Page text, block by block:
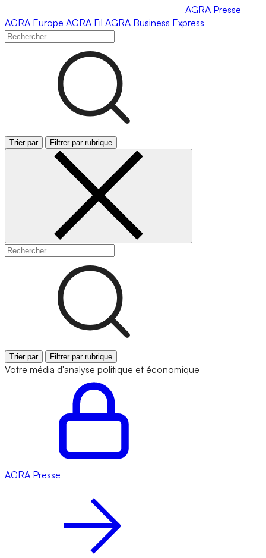
AGRA Presse
AGRA Europe AGRA Fil AGRA Business Express
Trier par Filtrer par rubrique
Trier par Filtrer par rubrique
Votre média d'analyse politique et économique
AGRA Presse